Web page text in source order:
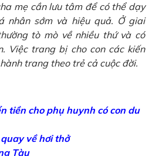
mẹ cần lưu tâm để có thể dạy
nhân sớm và hiệu quả. Ở giai
tò mò về nhiều thứ và có
Việc trang bị cho con các kiến
trang theo trẻ cả cuộc đời.
tiền cho phụ huynh có con du
về hơi thở
Tàu